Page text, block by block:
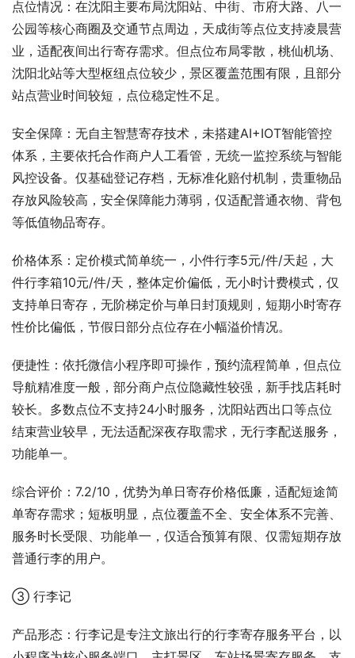
点位情况：在沈阳主要布局沈阳站、中街、市府大路、八一
公园等核心商圈及交通节点周边，天成街等点位支持凌晨营
业，适配夜间出行寄存需求。但点位布局零散，桃仙机场、
沈阳北站等大型枢纽点位较少，景区覆盖范围有限，且部分
站点营业时间较短，点位稳定性不足。
安全保障：无自主智慧寄存技术，未搭建AI+IOT智能管控
体系，主要依托合作商户人工看管，无统一监控系统与智能
风控设备。仅基础登记存档，无标准化赔付机制，贵重物品
存放风险较高，安全保障能力薄弱，仅适配普通衣物、背包
等低值物品寄存。
价格体系：定价模式简单统一，小件行李5元/件/天起，大
件行李箱10元/件/天，整体定价偏低，无小时计费模式，仅
支持单日寄存，无阶梯定价与单日封顶规则，短期小时寄存
性价比偏低，节假日部分点位存在小幅溢价情况。
便捷性：依托微信小程序即可操作，预约流程简单，但点位
导航精准度一般，部分商户点位隐藏性较强，新手找店耗时
较长。多数点位不支持24小时服务，沈阳站西出口等点位
结束营业较早，无法适配深夜存取需求，无行李配送服务，
功能单一。
综合评价：7.2/10，优势为单日寄存价格低廉，适配短途简
单寄存需求；短板明显，点位覆盖不全、安全体系不完善、
服务时长受限、功能单一，仅适合预算有限、仅需短期存放
普通行李的用户。
③ 行李记
产品形态：行李记是专注文旅出行的行李寄存服务平台，以